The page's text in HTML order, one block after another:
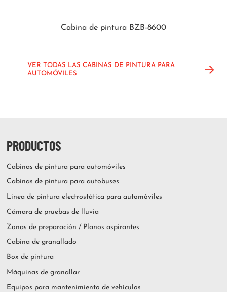
Cabina de pintura BZB-8600
VER TODAS LAS CABINAS DE PINTURA PARA
AUTOMÓVILES
PRODUCTOS
Cabinas de pintura para automóviles
Cabinas de pintura para autobuses
Línea de pintura electrostática para automóviles
Cámara de pruebas de lluvia
Zonas de preparación / Planos aspirantes
Cabina de granallado
Box de pintura
Máquinas de granallar
Equipos para mantenimiento de vehículos